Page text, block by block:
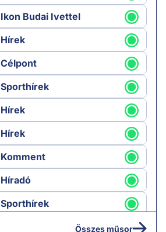
Ikon Budai Ivettel
Hírek
Célpont
Sporthírek
Hírek
Hírek
Komment
Híradó
Sporthírek
Összes műsor